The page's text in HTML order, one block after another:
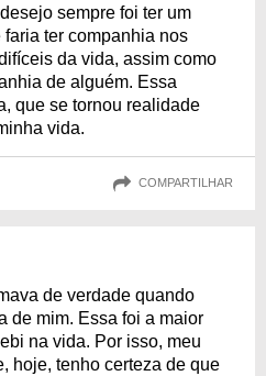
sempre foi ter um
ter companhia nos
da vida, assim como
de alguém. Essa
que se tornou realidade
vida.
COMPARTILHAR
de verdade quando
de mim. Essa foi a maior
na vida. Por isso, meu
hoje, tenho certeza de que